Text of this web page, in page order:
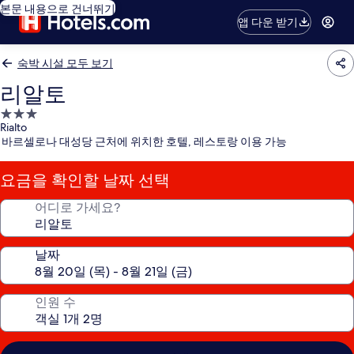
본문 내용으로 건너뛰기
앱 다운 받기
숙박 시설 모두 보기
리알토
3.0
성
급
숙
박
시
Rialto
바르셀로나 대성당 근처에 위치한 호텔, 레스토랑 이용 가능
요금을 확인할 날짜 선택
어디로 가세요?
날짜
인원 수